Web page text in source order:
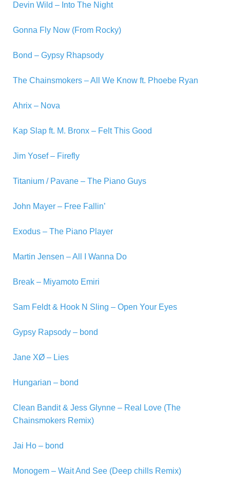
Devin Wild – Into The Night
Gonna Fly Now (From Rocky)
Bond – Gypsy Rhapsody
The Chainsmokers – All We Know ft. Phoebe Ryan
Ahrix – Nova
Kap Slap ft. M. Bronx – Felt This Good
Jim Yosef – Firefly
Titanium / Pavane – The Piano Guys
John Mayer – Free Fallin’
Exodus – The Piano Player
Martin Jensen – All I Wanna Do
Break – Miyamoto Emiri
Sam Feldt & Hook N Sling – Open Your Eyes
Gypsy Rapsody – bond
Jane XØ – Lies
Hungarian – bond
Clean Bandit & Jess Glynne – Real Love (The
Chainsmokers Remix)
Jai Ho – bond
Monogem – Wait And See (Deep chills Remix)